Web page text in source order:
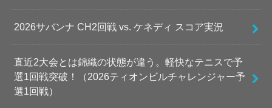
2026サバンナ CH2回戦 vs. ケネディ スコア実況
直近2大会とは錦織の状態が違う。軽快なテニスで予
選1回戦突破！（2026ティオンビルチャレンジャー予
選1回戦）